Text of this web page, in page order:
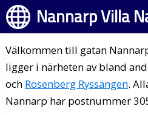
Nannarp Villa
Välkommen till gatan
ligger i närheten av bland
och Rosenberg Ryssängen.
Nannarp har postnummer